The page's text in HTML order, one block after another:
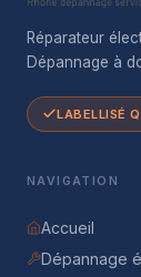
Réparateur
Dépannage à
LABELLISÉ
NAVIGATION
Accueil
Dépannage